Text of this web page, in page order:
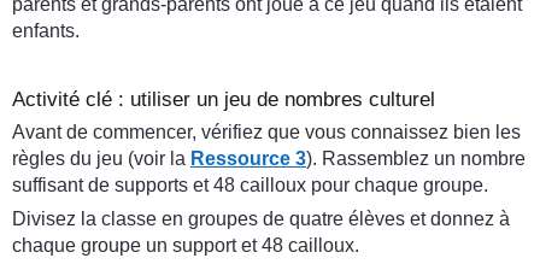
parents et grands-parents ont joué à ce jeu quand ils étaient
enfants.
Activité clé : utiliser un jeu de nombres culturel
Avant de commencer, vérifiez que vous connaissez bien les
règles du jeu (voir la Ressource 3). Rassemblez un nombre
suffisant de supports et 48 cailloux pour chaque groupe.
Divisez la classe en groupes de quatre élèves et donnez à
chaque groupe un support et 48 cailloux.